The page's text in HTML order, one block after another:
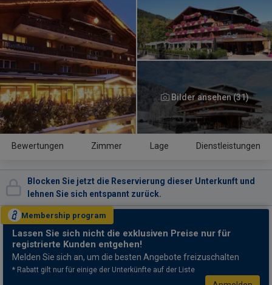
Bilder ansehen (31)
Bewertungen Zimmer Lage Dienstleistungen
Blocken Sie jetzt die Reservierung dieser Unterkunft und
lehnen Sie sich entspannt zurück.
Membership program
Lassen Sie sich nicht die exklusiven Preise nur für
registrierte Kunden entgehen!
Melden Sie sich an, um die besten Angebote freizuschalten
* Rabatt gilt nur für einige der Unterkünfte auf der Liste